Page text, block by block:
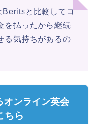
Beritsと比較してコ
を払ったから継続
る気持ちがあるの
オンライン英会
ら